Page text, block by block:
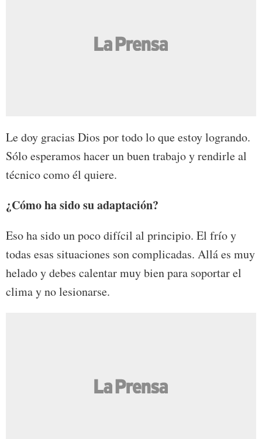
Le doy gracias Dios por todo lo que estoy logrando.
Sólo esperamos hacer un buen trabajo y rendirle al
técnico como él quiere.
¿Cómo ha sido suadaptación?
Eso ha sido un poco difícil al principio. El frío y
todas esas situaciones son complicadas. Allá es muy
helado y debes calentar muy bien para soportar el
clima y no lesionarse.